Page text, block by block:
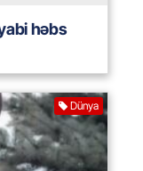
həbs
Dünya